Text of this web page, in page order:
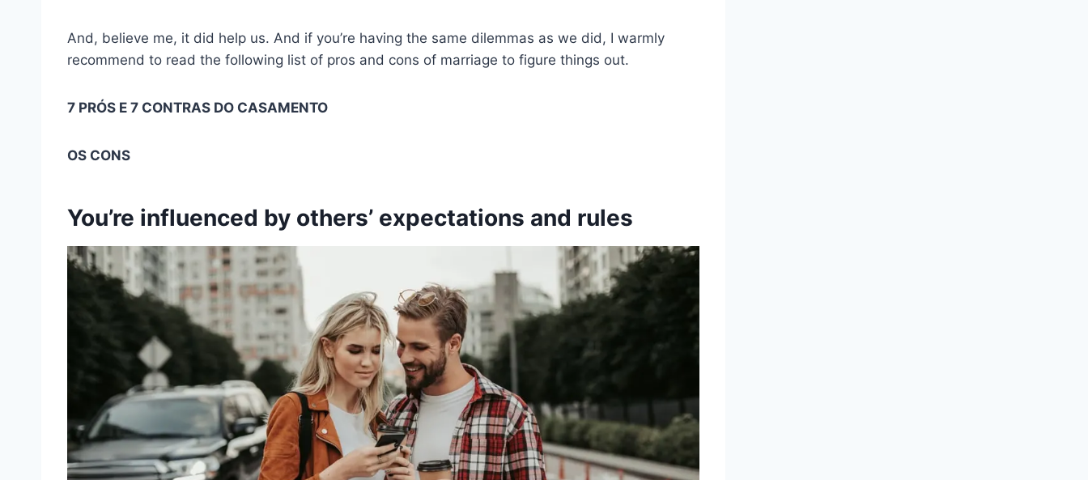
And, believe me, it did help us. And if you’re having the same dilemmas as we did, I warmly
recommend to read the following list of pros and cons of marriage to figure things out.
7 PRÓS E 7 CONTRAS DO CASAMENTO
OS CONS
You’re influenced by others’ expectations and rules